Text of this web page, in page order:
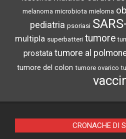
melanoma microbiota mieloma
pediatria
multipla
superbatteri tumore
prostata
tumore al polmone
tumore del colon
CRONACHE DI